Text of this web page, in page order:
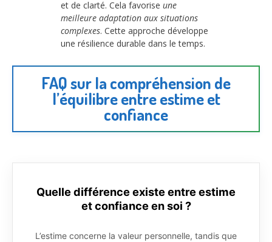
et de clarté. Cela favorise une
meilleure adaptation aux situations
complexes. Cette approche développe
une résilience durable dans le temps.
FAQ sur la compréhension de
l’équilibre entre estime et
confiance
Quelle différence existe entre estime
et confiance en soi ?
L’estime concerne la valeur personnelle, tandis que